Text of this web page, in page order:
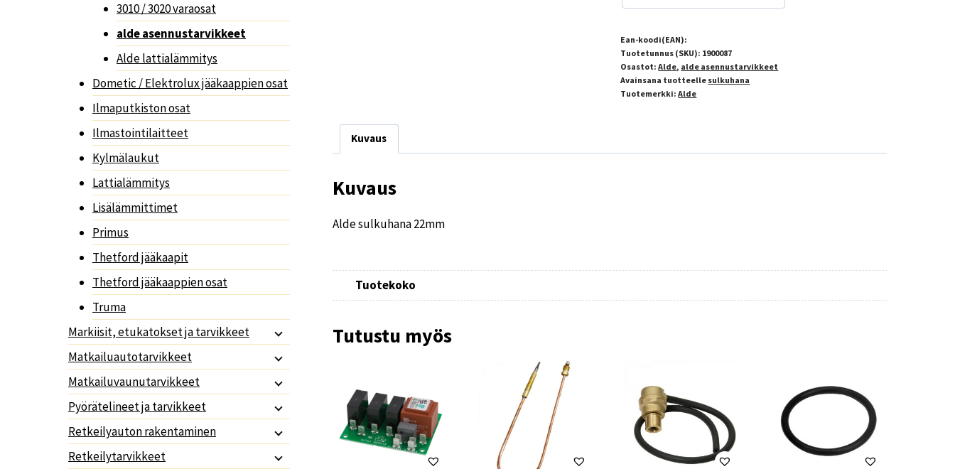
Ean-koodi(EAN):
Tuotetunnus (SKU): 1900087
Osastot:Alde, alde asennustarvikkeet
Avainsana tuotteelle sulkuhana
Tuotemerkki:Alde
Kuvaus
Kuvaus
Alde sulkuhana 22mm
Tuotekoko
Tutustu myös
3010 / 3020 varaosat
alde asennustarvikkeet
Alde lattialämmitys
Dometic / Elektrolux jääkaappien osat
Ilmaputkiston osat
Ilmastointilaitteet
Kylmälaukut
Lattialämmitys
Lisälämmittimet
Primus
Thetford jääkaapit
Thetford jääkaappien osat
Truma
Markiisit, etukatokset ja tarvikkeet
Matkailuautotarvikkeet
Matkailuvaunutarvikkeet
Pyörätelineet ja tarvikkeet
Retkeilyauton rakentaminen
Retkeilytarvikkeet